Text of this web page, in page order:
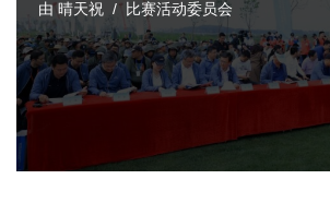
由晴天祝 比赛活动委员会